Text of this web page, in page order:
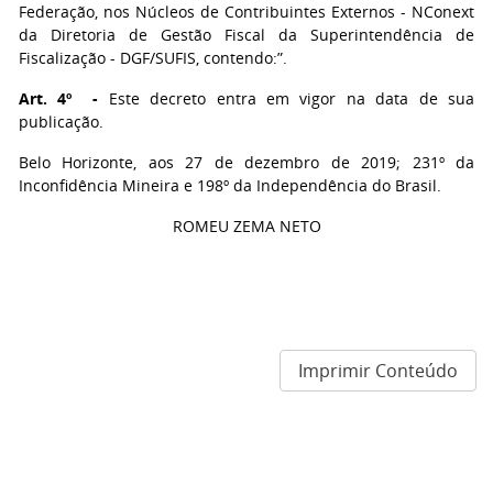
Federação, nos Núcleos de Contribuintes Externos - NConext
da Diretoria de Gestão Fiscal da Superintendência de
Fiscalização - DGF/SUFIS, contendo:”.
Art. 4º - Este decreto entra em vigor na data de sua
publicação.
Belo Horizonte, aos 27 de dezembro de 2019; 231º da
Inconfidência Mineira e 198º da Independência do Brasil.
ROMEU ZEMA NETO
Imprimir Conteúdo